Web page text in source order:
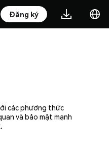
Đăng ký
các phương thức
và bảo mật mạnh